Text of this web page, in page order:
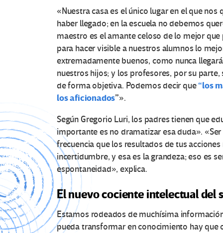
«Nuestra casa es el único lugar en el que
haber llegado; en la escuela no debemos
maestro es el amante celoso de lo mejor
para hacer visible a nuestros alumnos lo
extremadamente buenos, como nunca
nuestros hijos; y los profesores, por su
de forma objetiva. Podemos decir que“los
los aficionados”».
Según Gregorio Luri, los padres tienen que
importante es no dramatizar esa duda».
frecuencia que los resultados de tus
incertidumbre, y esa es la grandeza; eso es
espontaneidad», explica.
El nuevo cociente intelectual del
Estamos rodeados de muchísima
pueda transformar en conocimiento hay que